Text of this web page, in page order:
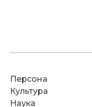
Персона
Культура
Наука